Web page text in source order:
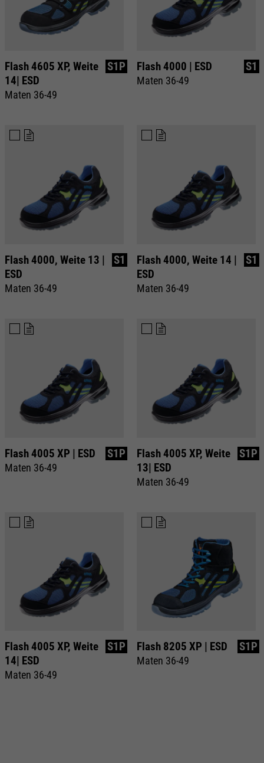
Flash 4605 XP, Weite
14| ESD
Maten 36-49
S1P Flash 4000 | ESD
Maten 36-49
S1
Flash 4000, Weite 13 |
ESD
Maten 36-49
S1
Flash 4000, Weite 14 |
ESD
Maten 36-49
S1
Flash 4005 XP | ESD
Maten 36-49
S1P
Flash 4005 XP, Weite
13| ESD
Maten 36-49
S1P
Flash 4005 XP, Weite
14| ESD
Maten 36-49
S1P Flash 8205 XP | ESD
Maten 36-49
S1P